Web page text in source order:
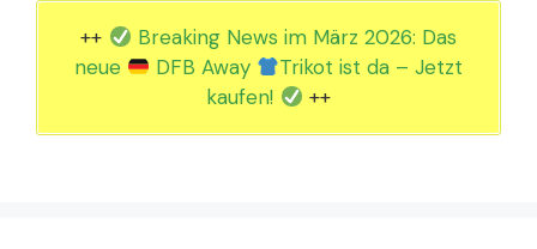
++
Breaking News im März 2026: Das
neue
DFB Away
Trikot ist da – Jetzt
kaufen!
++